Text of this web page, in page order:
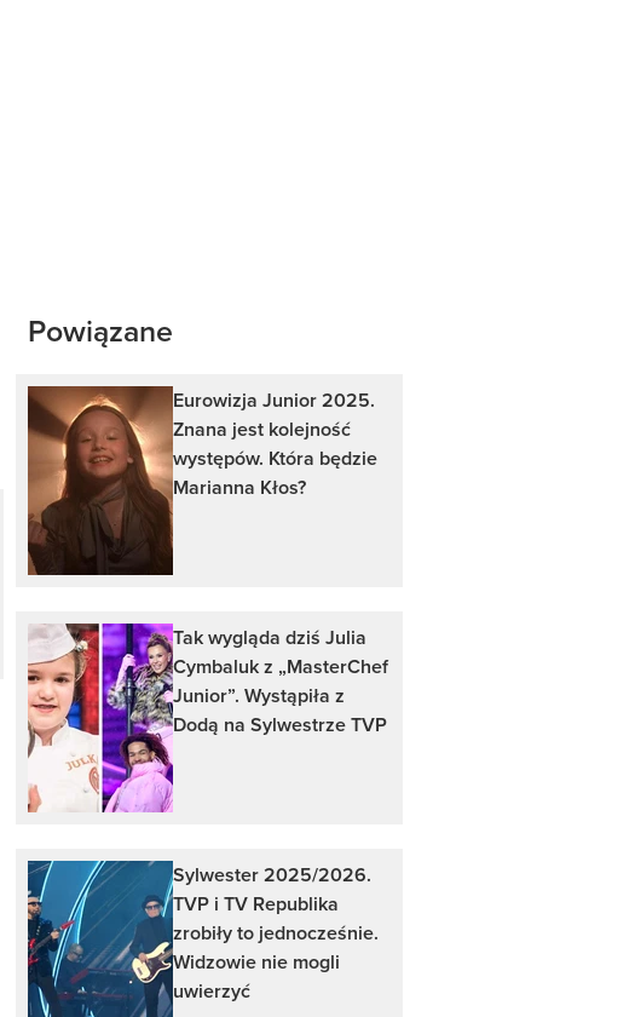
Powiązane
Eurowizja Junior 2025.
Znana jest kolejność
występów. Która będzie
Marianna Kłos?
Tak wygląda dziś Julia
Cymbaluk z „MasterChef
Junior”. Wystąpiła z
Dodą na Sylwestrze TVP
Sylwester 2025/2026.
TVP i TV Republika
zrobiły to jednocześnie.
Widzowie nie mogli
uwierzyć